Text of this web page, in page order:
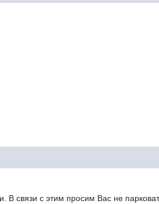
В связи с этим просим Вас не